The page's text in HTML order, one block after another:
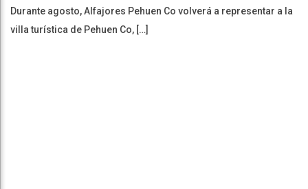
Durante agosto, Alfajores Pehuen Co volverá a representar a la
villa turística de Pehuen Co, […]